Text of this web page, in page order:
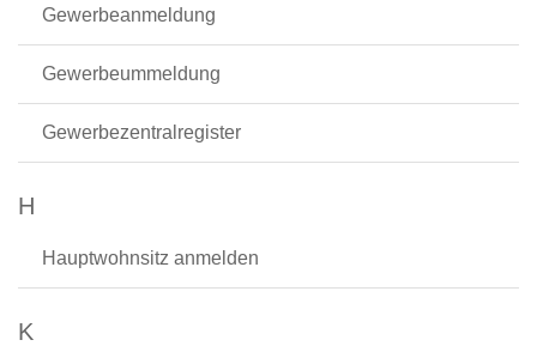
Gewerbeanmeldung
Gewerbeummeldung
Gewerbezentralregister
H
Hauptwohnsitz anmelden
K